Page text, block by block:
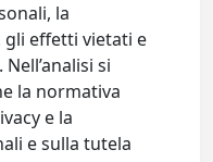
la
effetti vietati e
si
la normativa
e la
e sulla tutela